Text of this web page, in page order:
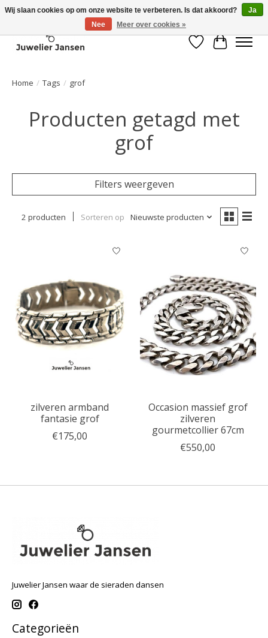
Verlanglijst
Home / Tags / grof
Producten getagd met
grof
Filters weergeven
2 producten Sorteren op Nieuwste producten
zilveren armband
fantasie grof
€175,00
Occasion massief grof
zilveren
gourmetcollier 67cm
€550,00
Juwelier Jansen waar de sieraden dansen
Categorieën
Wij slaan cookies op om onze website te verbeteren. Is dat akkoord?
Ja
Nee
Meer over cookies »